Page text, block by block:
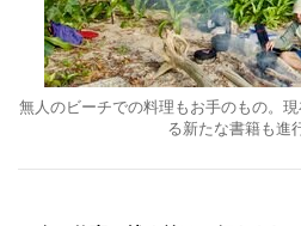
無人のビーチでの料理もお手のもの。
る新たな書籍も進